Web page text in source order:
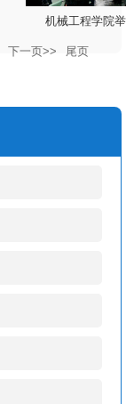
机械工程学院
下一页>>
尾页